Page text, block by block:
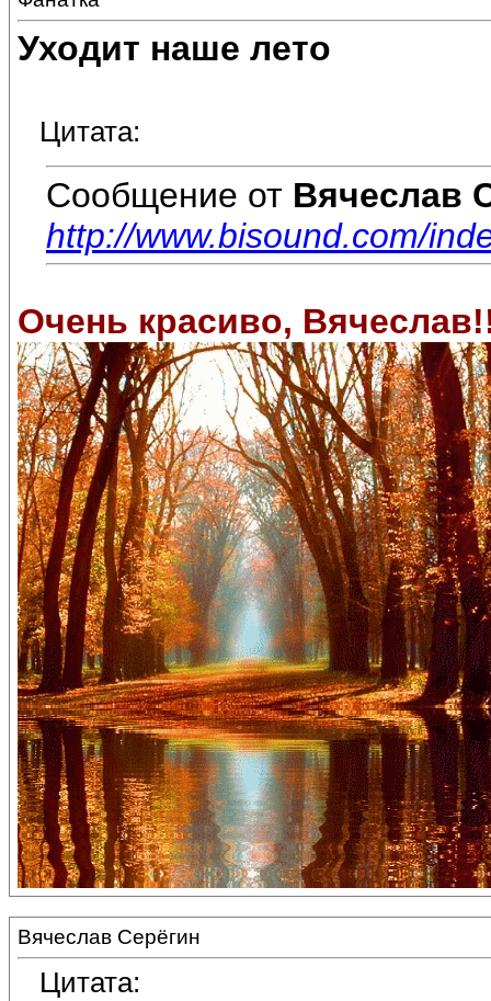
Уходит наше лето
Цитата:
Сообщение от Вячеслав
http://www.bisound.com/
Очень красиво,
Вячеслав Серёгин
Цитата: